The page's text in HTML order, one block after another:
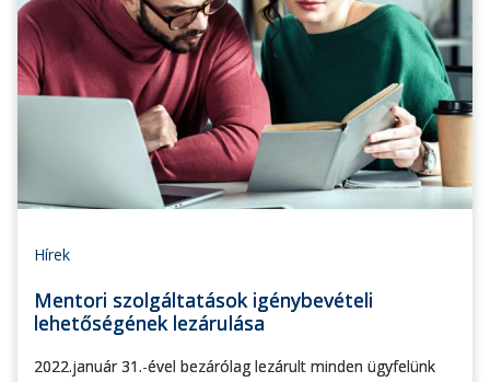
Hírek
Mentori szolgáltatások igénybevételi
lehetőségének lezárulása
2022.január 31.-ével bezárólag lezárult minden ügyfelünk